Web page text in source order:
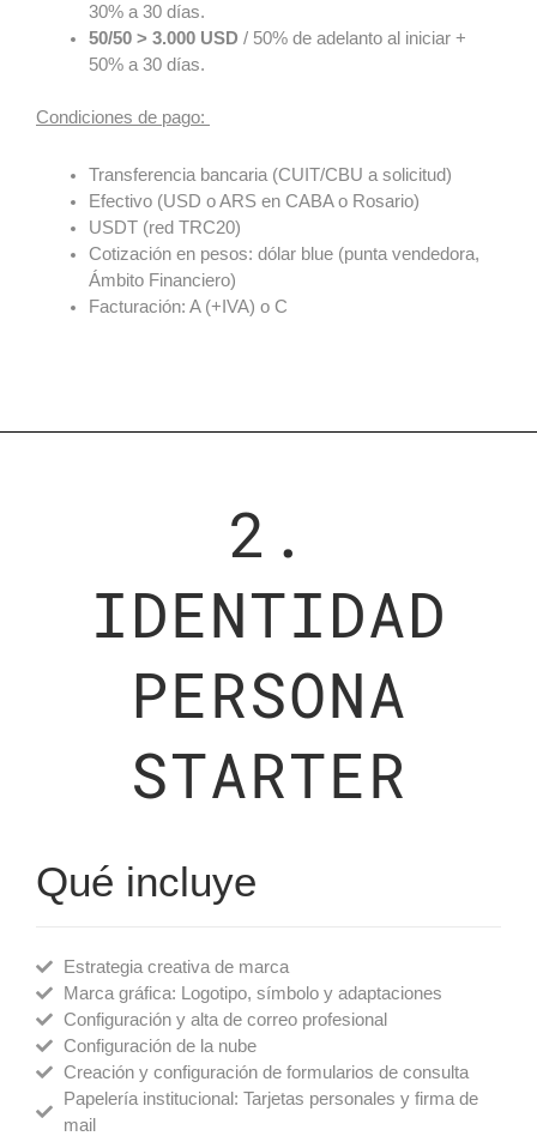
30% a 30 días.
50/50 > 3.000 USD / 50% de adelanto al iniciar +
50% a 30 días.
Condiciones de pago:
Transferencia bancaria (CUIT/CBU a solicitud)
Efectivo (USD o ARS en CABA o Rosario)
USDT (red TRC20)
Cotización en pesos: dólar blue (punta vendedora,
Ámbito Financiero)
Facturación: A (+IVA) o C
2.
IDENTIDAD
PERSONA
STARTER
Qué incluye
Estrategia creativa de marca
Marca gráfica: Logotipo, símbolo y adaptaciones
Configuración y alta de correo profesional
Configuración de la nube
Creación y configuración de formularios de consulta
Papelería institucional: Tarjetas personales y firma de
mail